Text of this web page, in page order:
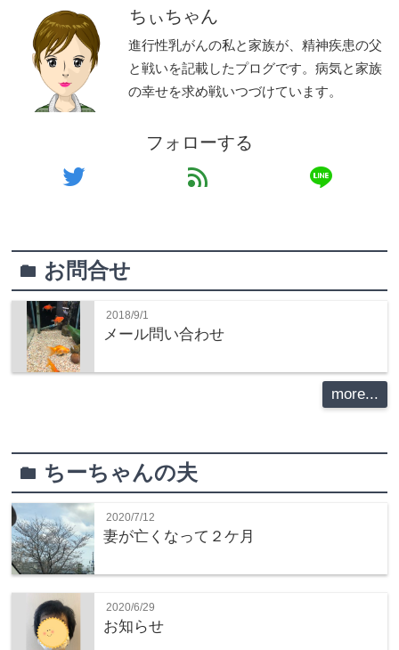
ちぃちゃん
進行性乳がんの私と家族が、精神疾患の父
と戦いを記載したプログです。病気と家族
の幸せを求め戦いつづけています。
フォローする
twitter feed line
folder お問合せ
2018/9/1
メール問い合わせ
more...
folder ちーちゃんの夫
2020/7/12
妻が亡くなって２ケ月
2020/6/29
お知らせ